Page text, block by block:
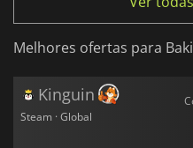
Melhores ofertas para
Kinguin
Steam · Global